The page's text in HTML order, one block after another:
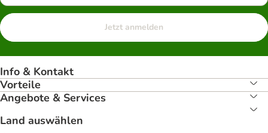
Jetzt anmelden
Info & Kontakt
Vorteile
Angebote & Services
Land auswählen